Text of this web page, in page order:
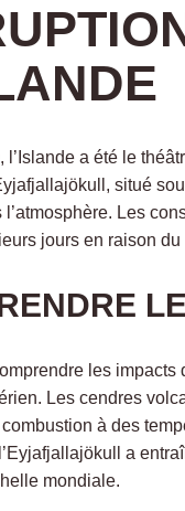
l’Islande a été le
situé
l’atmosphère. Les
jours en raison
les
Les cendres
à des
l’Eyjafjallajökull a
mondiale.